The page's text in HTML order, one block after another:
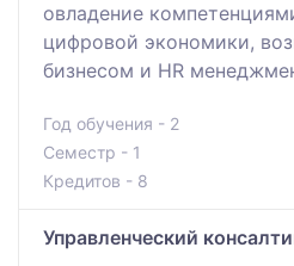
овладение
цифровой экономики,
бизнесом и HR
Год обучения - 2
Семестр - 1
Кредитов - 8
Управленческий